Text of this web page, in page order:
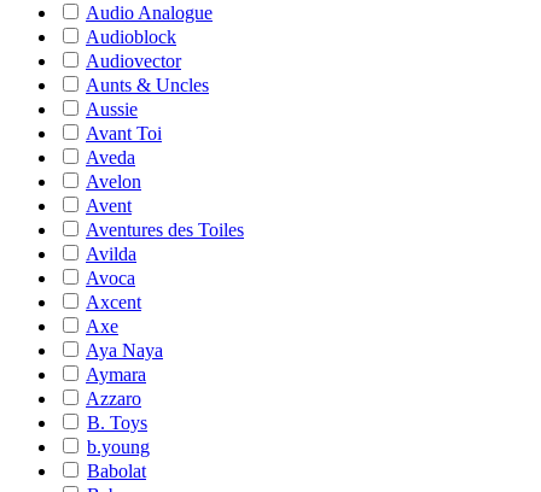
Audio Analogue
Audioblock
Audiovector
Aunts & Uncles
Aussie
Avant Toi
Aveda
Avelon
Avent
Aventures des Toiles
Avilda
Avoca
Axcent
Axe
Aya Naya
Aymara
Azzaro
B. Toys
b.young
Babolat